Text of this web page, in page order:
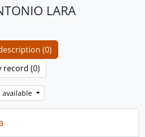
LARA
(0)
record (0)
available